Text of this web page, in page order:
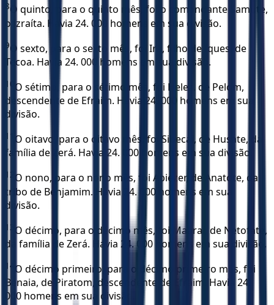
8O quinto, para o quinto mês, foi o comandante Samute,
o izraíta. Havia 24. 000 homens em sua divisão.
9O sexto, para o sexto mês, foi Ira, filho de Iques, de
Tecoa. Havia 24. 000 homens em sua divisão.
10 O sétimo, para o sétimo mês, foi Helez, de Pelom,
descendente de Efraim. Havia 24. 000 homens em sua
divisão.
11
O oitavo, para o oitavo mês, foi Sibecai, de Husate, da
família de Zerá. Havia 24. 000 homens em sua divisão.
12 O nono, para o nono mês, foi Abiezer, de Anatote, da
tribo de Benjamim. Havia 24. 000 homens em sua
divisão.
13 O décimo, para o décimo mês, foi Maarai, de Netofate,
da família de Zerá. Havia 24. 000 homens em sua divisão.
14 O décimo primeiro, para o décimo primeiro mês, foi
Benaia, de Piratom, descendente de Efraim. Havia 24.
000 homens em sua divisão.